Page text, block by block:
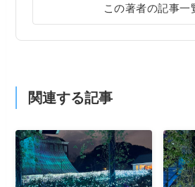
この著者の記事一
関連する記事